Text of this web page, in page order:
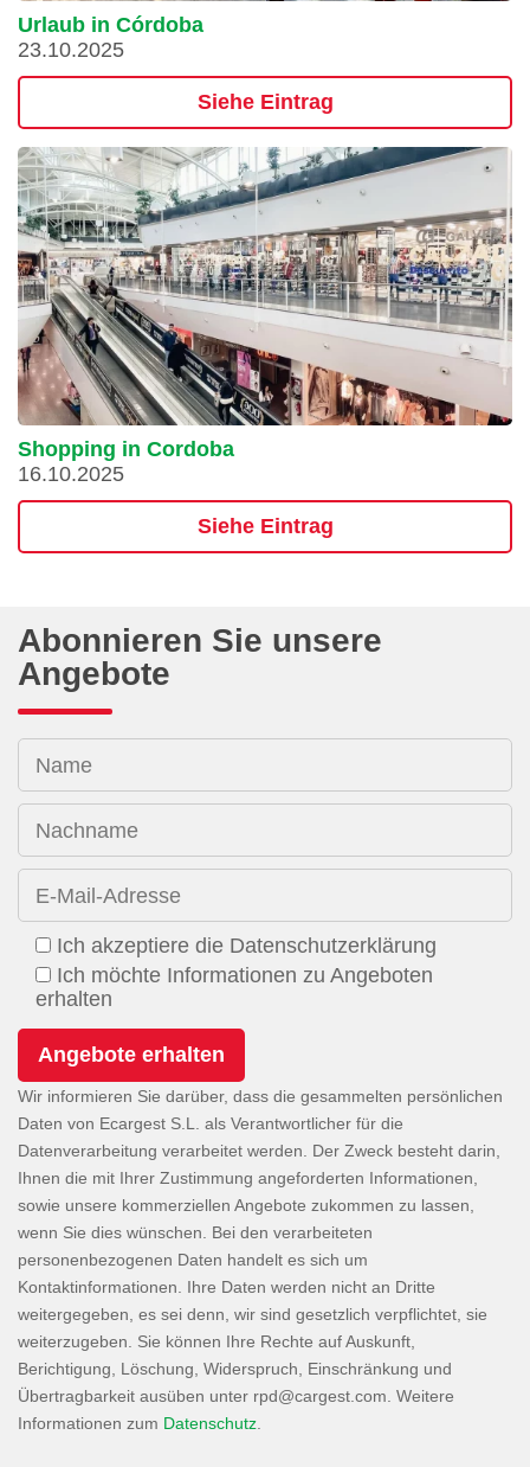
Urlaub in Córdoba
23.10.2025
Siehe Eintrag
Shopping in Cordoba
16.10.2025
Siehe Eintrag
Abonnieren Sie unsere
Angebote
Name
Nachname
E-Mail-Adresse
Ich akzeptiere die Datenschutzerklärung
Ich möchte Informationen zu Angeboten
erhalten
Wir informieren Sie darüber, dass die gesammelten persönlichen
Daten von Ecargest S.L. als Verantwortlicher für die
Datenverarbeitung verarbeitet werden. Der Zweck besteht darin,
Ihnen die mit Ihrer Zustimmung angeforderten Informationen,
sowie unsere kommerziellen Angebote zukommen zu lassen,
wenn Sie dies wünschen. Bei den verarbeiteten
personenbezogenen Daten handelt es sich um
Kontaktinformationen. Ihre Daten werden nicht an Dritte
weitergegeben, es sei denn, wir sind gesetzlich verpflichtet, sie
weiterzugeben. Sie können Ihre Rechte auf Auskunft,
Berichtigung, Löschung, Widerspruch, Einschränkung und
Übertragbarkeit ausüben unter
. Weitere
Informationen zum Datenschutz